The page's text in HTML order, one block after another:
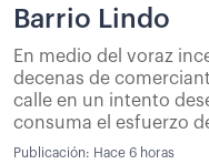
Barrio Lindo
En medio del voraz
decenas de
calle en un intento
consuma el esfuerzo
Publicación: Hace 6 horas